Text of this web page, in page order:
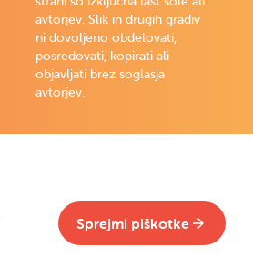
avtorjev. Slik in drugih gradiv
ni dovoljeno obdelovati,
posredovati, kopirati ali
objavljati brez soglasja
avtorjev.
Sprejmi piškotke